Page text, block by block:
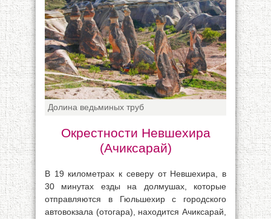
Долина ведьминых труб
Окрестности Невшехира
(Ачиксарай)
В 19 километрах к северу от Невшехира, в
30 минутах езды на долмушах, которые
отправляются в Гюльшехир с городского
автовокзала (отогара), находится Ачиксарай,